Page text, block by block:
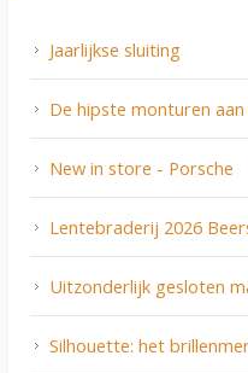
Jaarlijkse sluiting
De hipste monturen
New in store - Porsche
Lentebraderij 2026
Uitzonderlijk gesloten
Silhouette: het